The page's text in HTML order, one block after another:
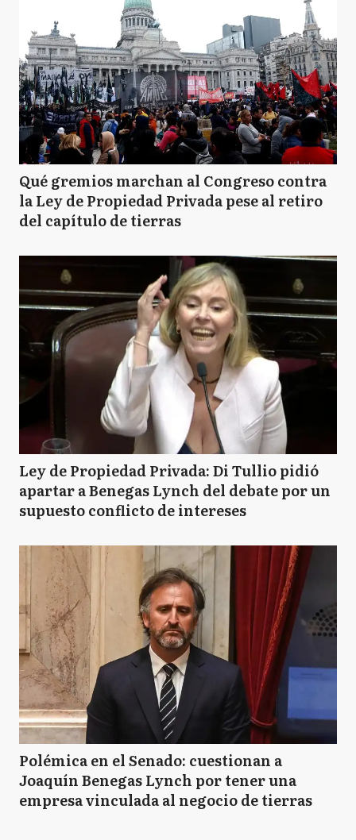
Qué gremios marchan al Congreso contra
la Ley de Propiedad Privada pese al retiro
del capítulo de tierras
Ley de Propiedad Privada: Di Tullio pidió
apartar a Benegas Lynch del debate por un
supuesto conflicto de intereses
Polémica en el Senado: cuestionan a
Joaquín Benegas Lynch por tener una
empresa vinculada al negocio de tierras